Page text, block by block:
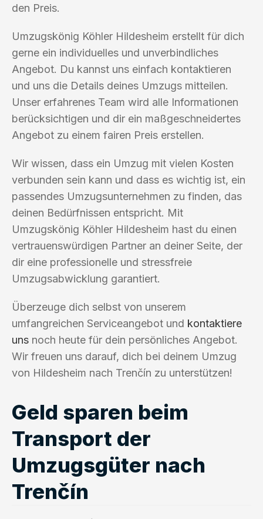
den Preis.
Umzugskönig Köhler Hildesheim erstellt für dich
gerne ein individuelles und unverbindliches
Angebot. Du kannst uns einfach kontaktieren
und uns die Details deines Umzugs mitteilen.
Unser erfahrenes Team wird alle Informationen
berücksichtigen und dir ein maßgeschneidertes
Angebot zu einem fairen Preis erstellen.
Wir wissen, dass ein Umzug mit vielen Kosten
verbunden sein kann und dass es wichtig ist, ein
passendes Umzugsunternehmen zu finden, das
deinen Bedürfnissen entspricht. Mit
Umzugskönig Köhler Hildesheim hast du einen
vertrauenswürdigen Partner an deiner Seite, der
dir eine professionelle und stressfreie
Umzugsabwicklung garantiert.
Überzeuge dich selbst von unserem
umfangreichen Serviceangebot und kontaktiere
uns noch heute für dein persönliches Angebot.
Wir freuen uns darauf, dich bei deinem Umzug
von Hildesheim nach Trenčín zu unterstützen!
Geld sparen beim
Transport der
Umzugsgüter nach
Trenčín